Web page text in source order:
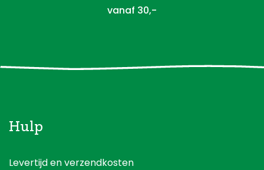
vanaf 30,-
Hulp
Levertijd en verzendkosten